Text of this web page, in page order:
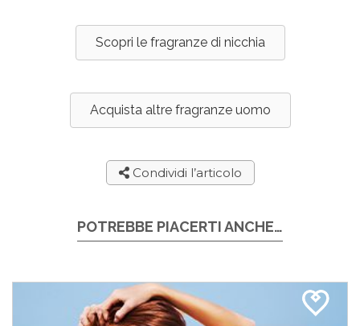
Scopri le fragranze di nicchia
Acquista altre fragranze uomo
Condividi l’articolo
POTREBBE PIACERTI ANCHE…